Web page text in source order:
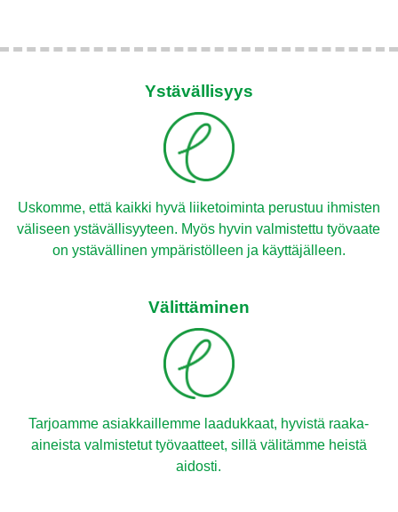
Ystävällisyys
Uskomme, että kaikki hyvä liiketoiminta perustuu ihmisten
väliseen ystävällisyyteen. Myös hyvin valmistettu työvaate
on ystävällinen ympäristölleen ja käyttäjälleen.
Välittäminen
Tarjoamme asiakkaillemme laadukkaat, hyvistä raaka-
aineista valmistetut työvaatteet, sillä välitämme heistä
aidosti.